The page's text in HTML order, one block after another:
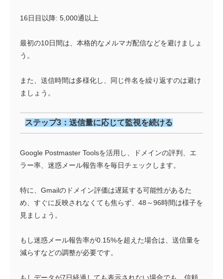
16日目以降: 5,000通以上
最初の10日間は、本格的なメルマガ配信などを避けましょ
う。
また、送信時間は多様化し、同じ件名を繰り返すのは避け
ましょう。
ステップ3：送信量に応じて監視を続ける
Google Postmaster Toolsを活用し、ドメインの評判、エ
ラー率、迷惑メール報告率を毎日チェックします。
特に、Gmailのドメイン評価は遅延する可能性があるた
め、すぐに反映されなくても焦らず、48～96時間は様子を
見ましょう。
もし迷惑メール報告率が0.15%を超えた場合は、送信量を
減らすなどの調整が必要です。